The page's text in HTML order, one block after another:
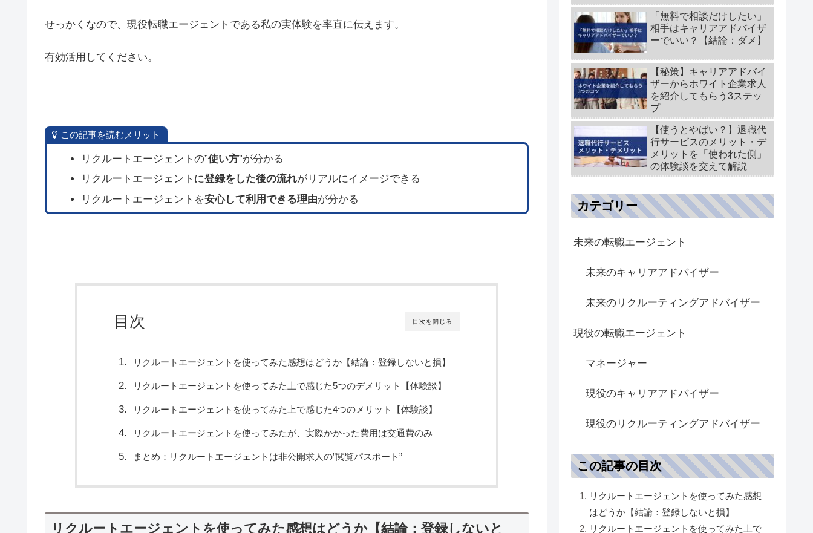
せっかくなので、現役転職エージェントである私の実体験を率直に伝えます。
有効活用してください。
この記事を読むメリット
リクルートエージェントの”使い方”が分かる
リクルートエージェントに登録をした後の流れがリアルにイメージできる
リクルートエージェントを安心して利用できる理由が分かる
目次を閉じる
目次
リクルートエージェントを使ってみた感想はどうか【結論：登録しないと損】
リクルートエージェントを使ってみた上で感じた5つのデメリット【体験談】
リクルートエージェントを使ってみた上で感じた4つのメリット【体験談】
リクルートエージェントを使ってみたが、実際かかった費用は交通費のみ
まとめ：リクルートエージェントは非公開求人の”閲覧パスポート”
リクルートエージェントを使ってみた感想はどうか【結論：登録しないと
「無料で相談だけしたい」
相手はキャリアアドバイザ
ーでいい？【結論：ダメ】
【秘策】キャリアアドバイ
ザーからホワイト企業求人
を紹介してもらう3ステッ
プ
【使うとやばい？】退職代
行サービスのメリット・デ
メリットを「使われた側」
の体験談を交えて解説
カテゴリー
未来の転職エージェント
未来のキャリアアドバイザー
未来のリクルーティングアドバイザー
現役の転職エージェント
マネージャー
現役のキャリアアドバイザー
現役のリクルーティングアドバイザー
この記事の目次
リクルートエージェントを使ってみた感想
はどうか【結論：登録しないと損】
リクルートエージェントを使ってみた上で